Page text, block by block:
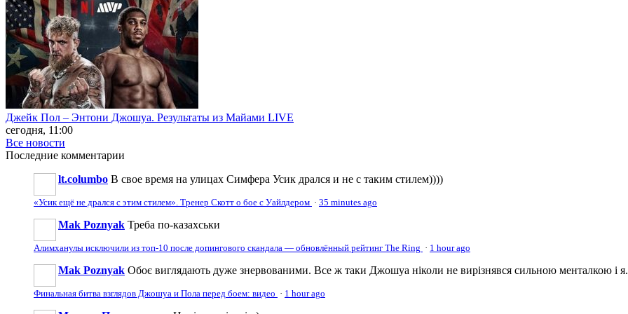
Джейк Пол – Энтони Джошуа. Результаты из Майами LIVE
сегодня, 11:00
Все новости
Последние комментарии
lt.columbo В свое время на улицах Симфера Усик дрался и не с таким стилем))))
«Усик ещё не дрался с этим стилем». Тренер Скотт о бое с Уайлдером · 35 minutes ago
Mak Poznyak Треба по-казахськи
Алимханулы исключили из топ-10 после допингового скандала — обновлённый рейтинг The Ring · 1 hour ago
Mak Poznyak Обоє виглядають дуже знервованими. Все ж таки Джошуа ніколи не вирізнявся сильною менталкою і
Финальная битва взглядов Джошуа и Пола перед боем: видео · 1 hour ago